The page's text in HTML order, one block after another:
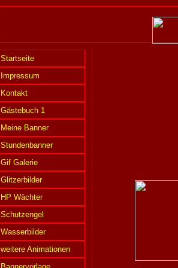
Startseite
Impressum
Kontakt
Gästebuch 1
Meine Banner
Stundenbanner
Gif Galerie
Glitzerbilder
HP Wächter
Schutzengel
Wasserbilder
weitere Animationen